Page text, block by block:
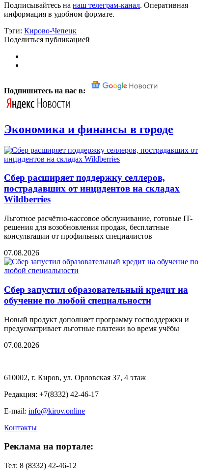
Подписывайтесь на наш телеграм-канал. Оперативная
информация в удобном формате.
Тэги: Кирово-Чепецк
Поделиться публикацией
Подпишитесь на нас в:
Экономика и финансы в городе
Сбер расширяет поддержку селлеров,
пострадавших от инцидентов на складах
Wildberries
Льготное расчётно-кассовое обслуживание, готовые IT-
решения для возобновления продаж, бесплатные
консультации от профильных специалистов
07.08.2026
Сбер запустил образовательный кредит на
обучение по любой специальности
Новый продукт дополняет программу господдержки и
предусматривает льготные платежи во время учёбы
07.08.2026
610002, г. Киров, ул. Орловская 37, 4 этаж
Редакция: +7(8332) 42-46-17
E-mail: info@kirov.online
Контакты
Реклама на портале:
Тел: 8 (8332) 42-46-12